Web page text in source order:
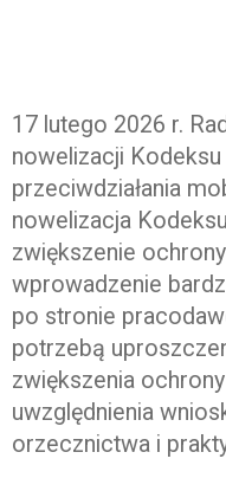
17 lutego 2026 r.
nowelizacji
przeciwdziałania
nowelizacja
zwiększenie
wprowadzenie
po stronie
potrzebą
zwiększenia
uwzględnienia
orzecznictwa i